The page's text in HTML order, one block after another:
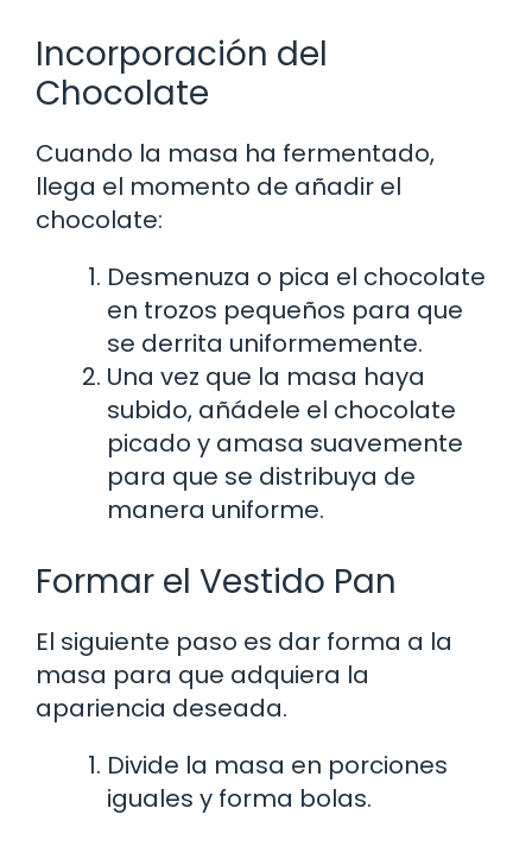
Incorporación del
Chocolate
Cuando la masa ha fermentado,
llega el momento de añadir el
chocolate:
Desmenuza o pica el chocolate
en trozos pequeños para que
se derrita uniformemente.
Una vez que la masa haya
subido, añádele el chocolate
picado y amasa suavemente
para que se distribuya de
manera uniforme.
Formar el Vestido Pan
El siguiente paso es dar forma a la
masa para que adquiera la
apariencia deseada.
Divide la masa en porciones
iguales y forma bolas.